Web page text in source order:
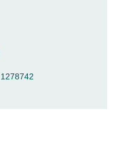
1278742